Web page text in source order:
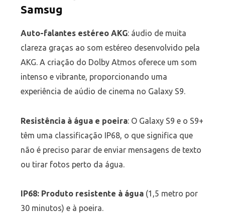
Samsug
Auto-falantes estéreo AKG: áudio de muita
clareza graças ao som estéreo desenvolvido pela
AKG. A criação do Dolby Atmos oferece um som
intenso e vibrante, proporcionando uma
experiência de aúdio de cinema no Galaxy S9.
Resistência à água e poeira: O Galaxy S9 e o S9+
têm uma classificação IP68, o que significa que
não é preciso parar de enviar mensagens de texto
ou tirar fotos perto da água.
IP68: Produto resistente à água(1,5 metro por
30 minutos) e à poeira.